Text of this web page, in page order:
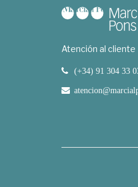
Atención al cliente
(+34) 91 304 33